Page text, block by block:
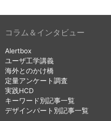
コラム＆インタビュー
Alertbox
ユーザ工学講義
海外とのかけ橋
定量アンケート調査
実践HCD
キーワード別記事一覧
デザインパート別記事一覧